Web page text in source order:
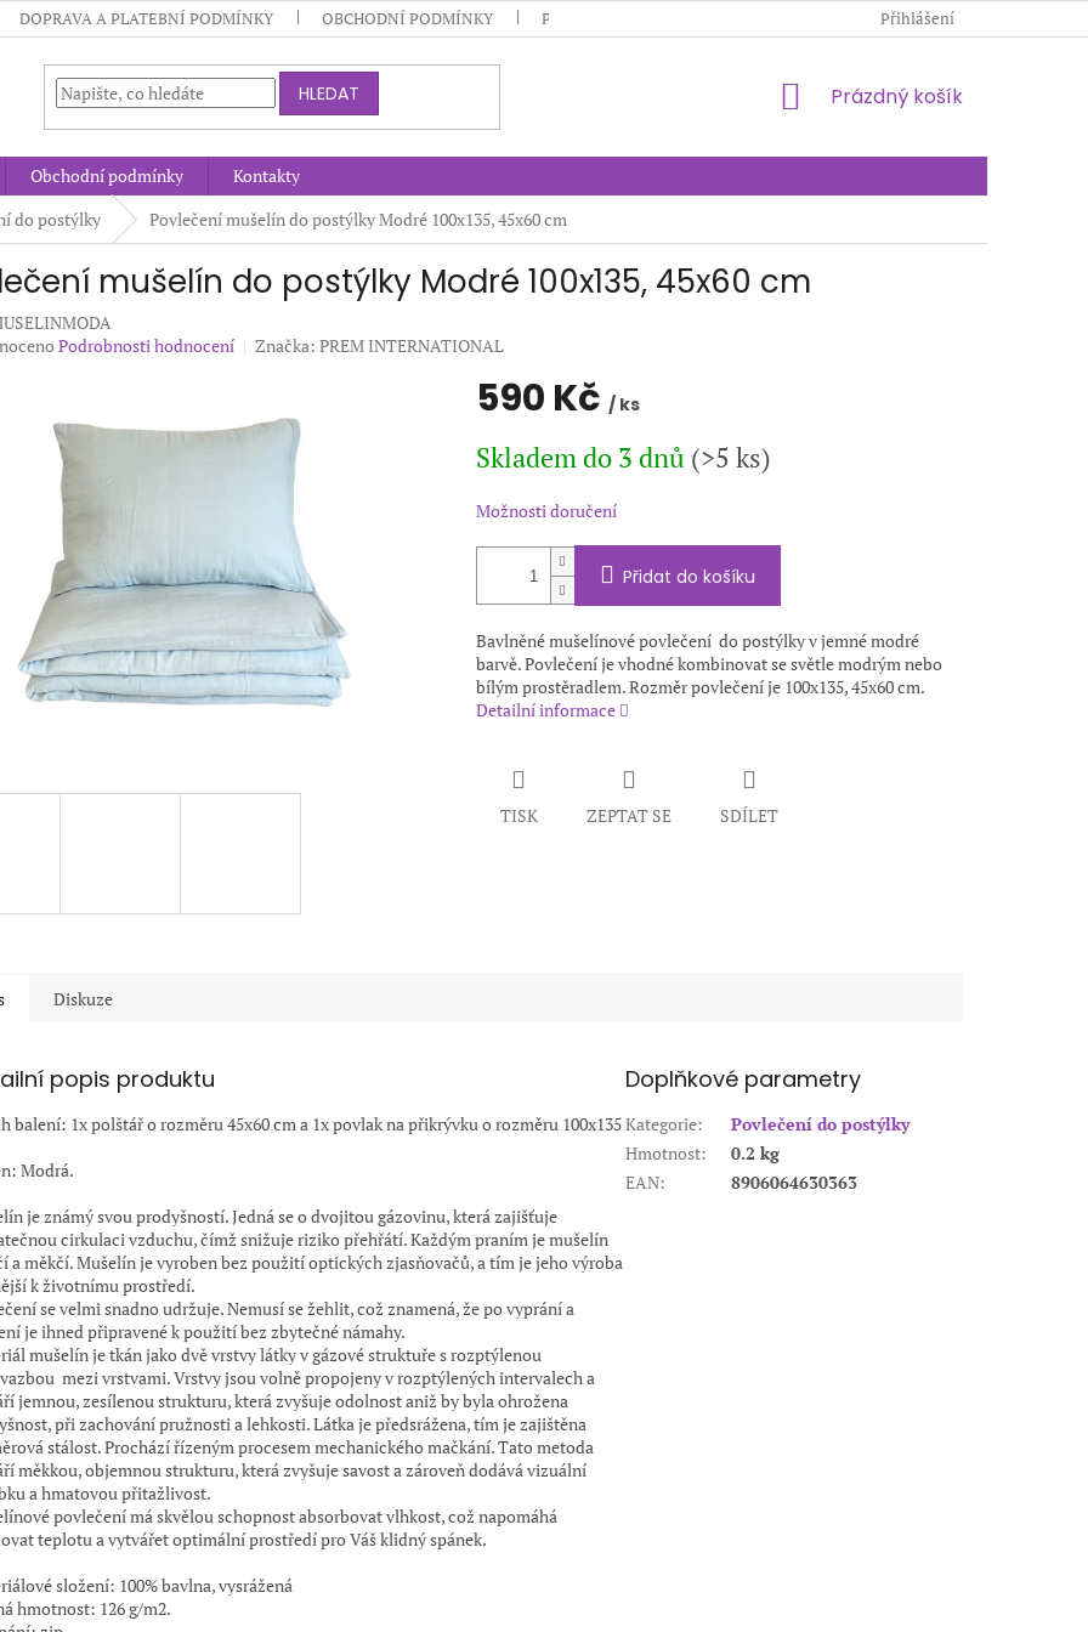
DOPRAVA A PLATEBNÍ PODMÍNKY OBCHODNÍ PODMÍNKY PODMÍNKY OCHRANY OSOBNÍCH ÚDAJŮ KONTAKTY
Přihlášení
HLEDAT
NÁKUPNÍ
Prázdný košík
Obchodní podmínky
Kontakty
do postýlky
Povlečení mušelín do postýlky Modré 100x135, 45x60 cm
mušelín do postýlky Modré 100x135, 45x60 cm
Podrobnosti hodnocení Značka: PREM INTERNATIONAL
590 Kč / ks
cena:
Skladem do 3 dnů (>5 ks)
Možnosti doručení
Přidat do košíku
Bavlněné mušelínové povlečení do postýlky v jemné modré
barvě. Povlečení je vhodné kombinovat se světle modrým nebo
bílým prostěradlem. Rozměr povlečení je 100x135, 45x60 cm.
Detailní informace
TISK ZEPTAT SE SDÍLET
Diskuze
popis produktu
balení: 1x polštář o rozměru 45x60 cm a 1x povlak na přikrývku o rozměru 100x135
Modrá.
je známý svou prodyšností. Jedná se o dvojitou gázovinu, která zajišťuje
cirkulaci vzduchu, čímž snižuje riziko přehřátí. Každým praním je mušelín
a měkčí. Mušelín je vyroben bez použití optických zjasňovačů, a tím je jeho výroba
k životnímu prostředí.
se velmi snadno udržuje. Nemusí se žehlit, což znamená, že po vyprání a
je ihned připravené k použití bez zbytečné námahy.
mušelín je tkán jako dvě vrstvy látky v gázové struktuře s rozptýlenou
mezi vrstvami. Vrstvy jsou volně propojeny v rozptýlených intervalech a
jemnou, zesílenou strukturu, která zvyšuje odolnost aniž by byla ohrožena
při zachování pružnosti a lehkosti. Látka je předsrážena, tím je zajištěna
stálost. Prochází řízeným procesem mechanického mačkání. Tato metoda
měkkou, objemnou strukturu, která zvyšuje savost a zároveň dodává vizuální
a hmatovou přitažlivost.
povlečení má skvělou schopnost absorbovat vlhkost, což napomáhá
teplotu a vytvářet optimální prostředí pro Váš klidný spánek.
složení: 100% bavlna, vysrážená
hmotnost: 126 g/m2.
Doplňkové parametry
Kategorie:
Povlečení do postýlky
Hmotnost:
0.2 kg
EAN: 8906064630363